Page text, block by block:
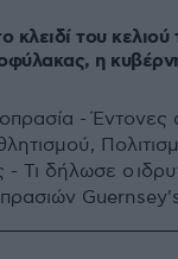
κλειδί του
η
- Έντονες
- Τι δήλωσε ο